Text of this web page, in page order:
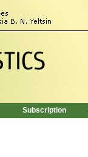
Subscription